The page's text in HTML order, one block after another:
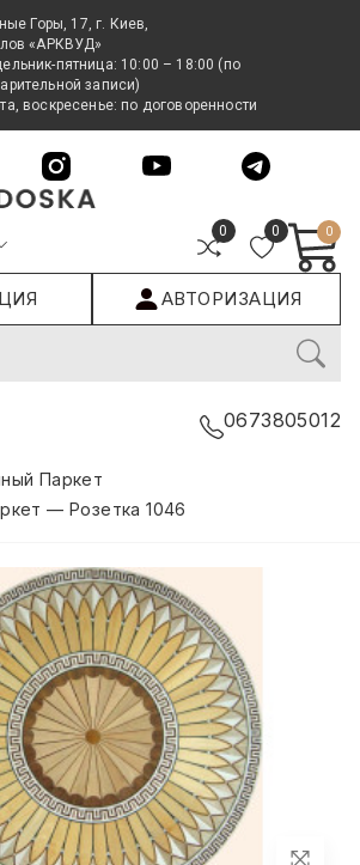
Горы, 17, г. Киев,
«АРКВУД»
пятница: 10:00 – 18:00 (по
записи)
воскресенье: по договоренности
0 0 0
АВТОРИЗАЦИЯ
0673805012
Паркет
— Розетка 1046